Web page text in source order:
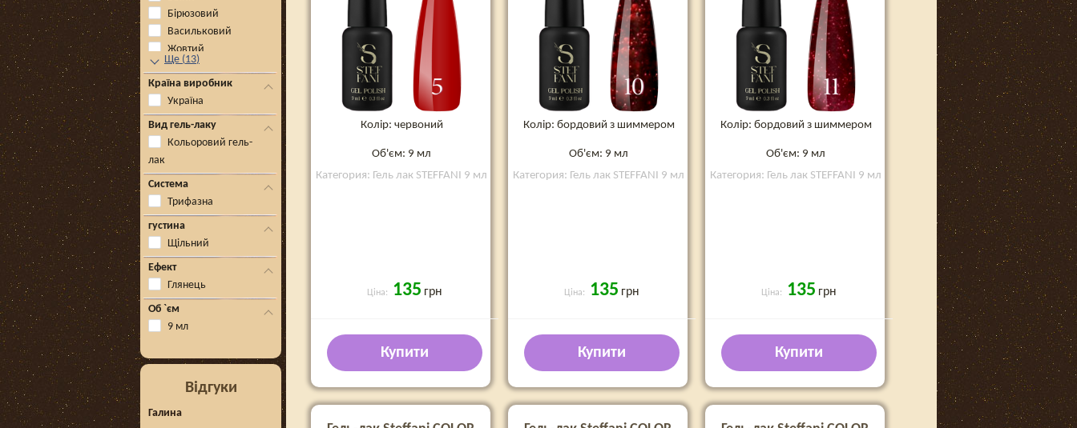
Бірюзовий
Васильковий
Жовтий
Ще (13)
Країна виробник
Україна
Вид гель-лаку
Кольоровий гель-
лак
Система
Трифазна
густина
Щільний
Ефект
Глянець
Об `єм
9 мл
Відгуки
Галина
Колір: червоний
Об'єм: 9 мл
Категория: Гель лак STEFFANI 9 мл
Ціна: 135 грн
Купити
Колір: бордовий з шиммером
Об'єм: 9 мл
Категория: Гель лак STEFFANI 9 мл
Ціна: 135 грн
Купити
Колір: бордовий з шиммером
Об'єм: 9 мл
Категория: Гель лак STEFFANI 9 мл
Ціна: 135 грн
Купити